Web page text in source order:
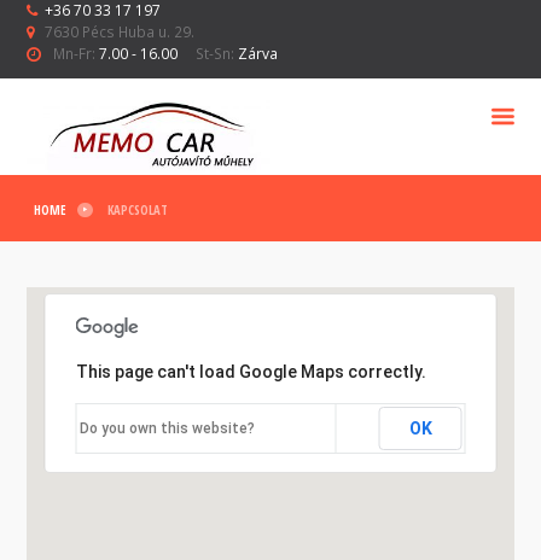
+36 70 33 17 197
7630 Pécs Huba u. 29.
Mn-Fr: 7.00 - 16.00 St-Sn: Zárva
HOME KAPCSOLAT
This page can't load Google Maps correctly.
Do you own this website? OK